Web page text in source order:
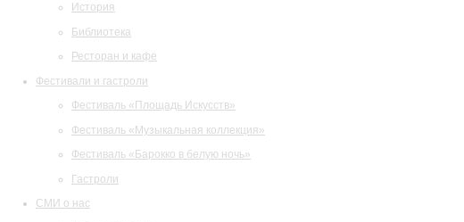
История
Библиотека
Ресторан и кафе
Фестивали и гастроли
Фестиваль «Площадь Искусств»
Фестиваль «Музыкальная коллекция»
Фестиваль «Барокко в белую ночь»
Гастроли
СМИ о нас